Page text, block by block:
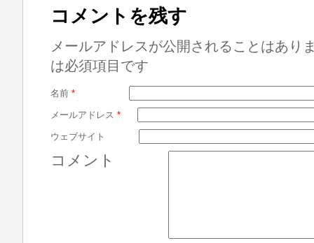
コメントを残す
メールアドレスが公開されることはあり
は必須項目です
名前 *
メールアドレス *
ウェブサイト
コメント